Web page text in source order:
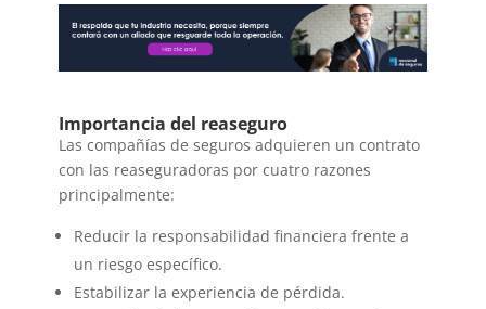
Importancia del reaseguro
Las compañías de seguros adquieren un contrato
con las reaseguradoras por cuatro razones
principalmente:
Reducir la responsabilidad financiera frente a
un riesgo específico.
Estabilizar la experiencia de pérdida.